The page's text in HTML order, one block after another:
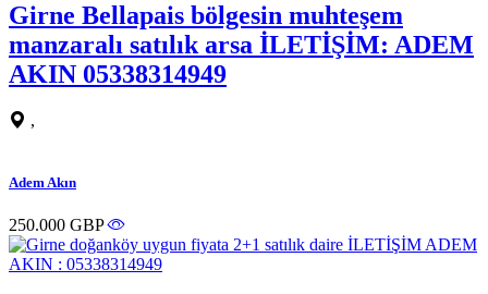
Girne Bellapais bölgesin muhteşem
manzaralı satılık arsa İLETİŞİM: ADEM
AKIN 05338314949
,
Adem Akın
250.000 GBP